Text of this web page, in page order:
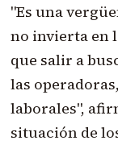
"Es una
no invierta en
que salir a
las
laborales",
situación de